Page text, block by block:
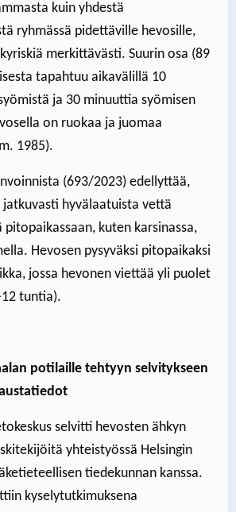
kuin yhdestä
ryhmässä pidettäville hevosille,
merkittävästi. Suurin osa (89
tapahtuu aikavälillä 10
ja 30 minuuttia syömisen
on ruokaa ja juomaa
1985).
(693/2023) edellyttää,
hyvälaatuista vettä
pitopaikassaan, kuten karsinassa,
Hevosen pysyväksi pitopaikaksi
jossa hevonen viettää yli puolet
tuntia).
potilaille tehtyyn selvitykseen
selvitti hevosten ähkyn
yhteistyössä Helsingin
tiedekunnan kanssa.
kyselytutkimuksena